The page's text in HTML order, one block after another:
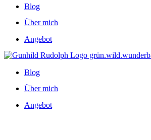
Blog
Über mich
Angebot
Blog
Über mich
Angebot